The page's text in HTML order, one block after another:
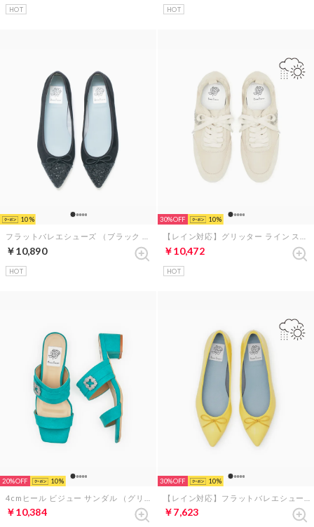
HOT HOT
10
￥10,890
HOT
30% 10
￥10,472
HOT
20% 10
￥10,384
30% 10
￥7,623